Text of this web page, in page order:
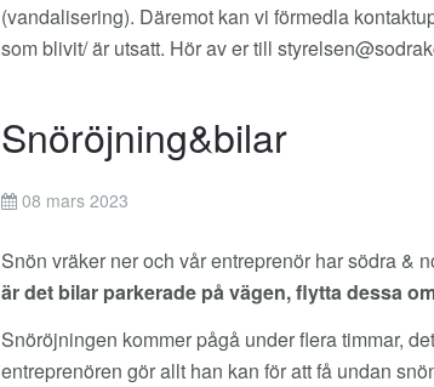
(vandalisering). Däremot kan vi förmedla
som blivit/ är utsatt. Hör av er till
Snöröjning&bilar
08 mars 2023
Snön vräker ner och vår entreprenör har södra &
är det bilar parkerade på vägen, flytta dessa
Snöröjningen kommer pågå under flera timmar,
entreprenören gör allt han kan för att få undan